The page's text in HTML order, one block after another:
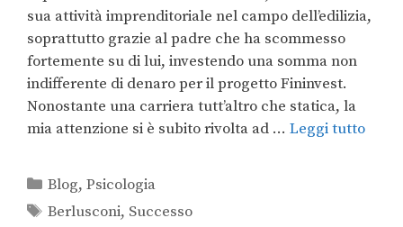
sua attività imprenditoriale nel campo dell’edilizia,
soprattutto grazie al padre che ha scommesso
fortemente su di lui, investendo una somma non
indifferente di denaro per il progetto Fininvest.
Nonostante una carriera tutt’altro che statica, la
mia attenzione si è subito rivolta ad … Leggi tutto
Blog,Psicologia
Berlusconi, Successo